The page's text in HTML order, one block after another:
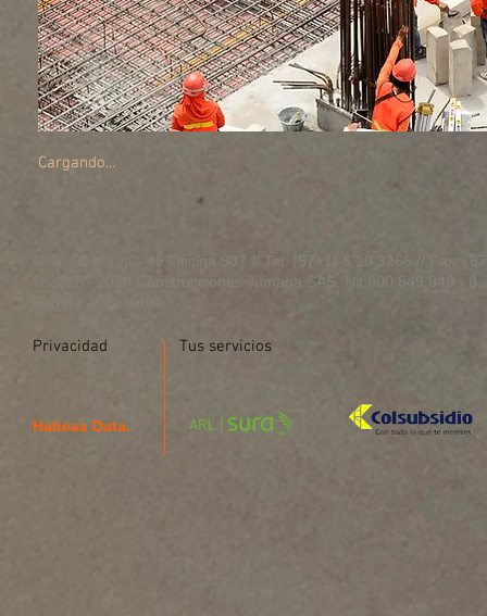
Cargando...
Calle 90 # 19a - 49 Oficina 807 // Tel: (57+1) 6 10 3266 // Fax:
© 2017 - 2018 Construcciones Jumaga SAS, Nit 900 549 849 -
Habeas Data.
Tus servicios
Privacidad